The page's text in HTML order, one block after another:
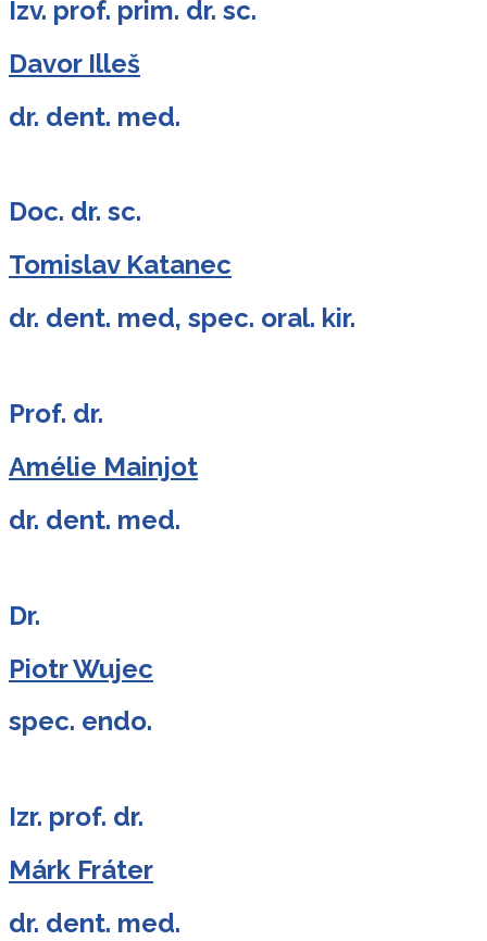
Izv. prof. prim. dr. sc.
Davor Illeš
dr. dent. med.
Doc. dr. sc.
Tomislav Katanec
dr. dent. med, spec. oral. kir.
Prof. dr.
Amélie Mainjot
dr. dent. med.
Dr.
Piotr Wujec
spec. endo.
Izr. prof. dr.
Márk Fráter
dr. dent. med.